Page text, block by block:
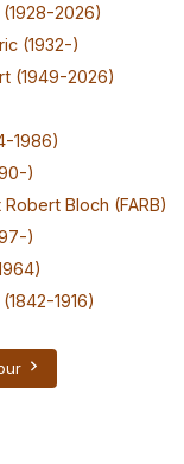
2026)
(1932-)
(1949-2026)
1986)
)
Bloch (FARB)
)
1916)